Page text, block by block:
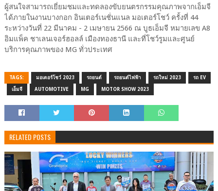
ผู้สนใจสามารถเยี่ยมชมและทดลองขับยนตรกรรมคุณภาพจากเอ็มจี
ได้ภายในงานบางกอก อินเตอร์เนชั่นแนล มอเตอร์โชว์ ครั้งที่ 44
ระหว่างวันที่ 22 มีนาคม - 2 เมษายน 2566 ณ บูธเอ็มจี หมายเลข A8
อิมแพ็ค ชาเลนเจอร์ฮอลล์ เมืองทองธานี และที่โชว์รูมและศูนย์
บริการคุณภาพของ MG ทั่วประเทศ
TAGS: มอเตอร์โชว์ 2023 รถยนต์ รถยนต์ไฟฟ้า รถใหม่ 2023 รถ EV
เอ็มจี AUTOMOTIVE MG MOTOR SHOW 2023
RELATED POSTS